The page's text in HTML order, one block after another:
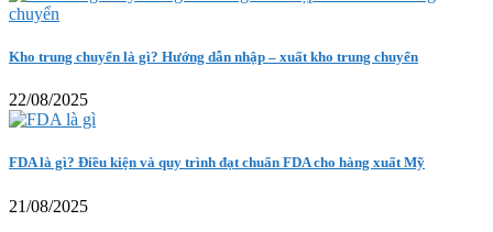
Kho trung chuyển là gì? Hướng dẫn nhập – xuất kho trung chuyển
22/08/2025
FDA là gì? Điều kiện và quy trình đạt chuẩn FDA cho hàng xuất Mỹ
21/08/2025